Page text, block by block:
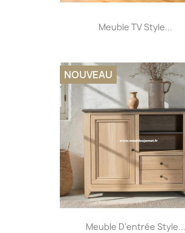
Meuble TV Style...
Meuble D'entrée Style...
NOUVEAU